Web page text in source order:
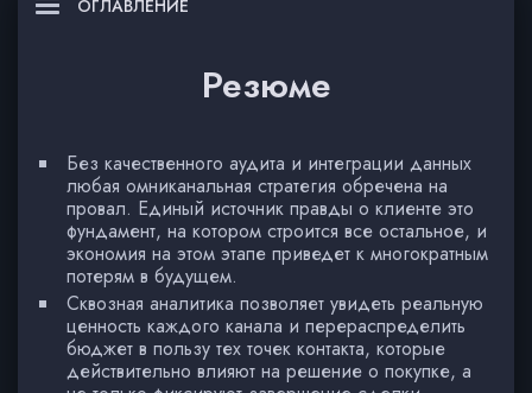
ОГЛАВЛЕНИЕ
Резюме
Без качественного аудита и интеграции данных
любая омниканальная стратегия обречена на
провал. Единый источник правды о клиенте это
фундамент, на котором строится все остальное, и
экономия на этом этапе приведет к многократным
потерям в будущем.
Сквозная аналитика позволяет увидеть реальную
ценность каждого канала и перераспределить
бюджет в пользу тех точек контакта, которые
действительно влияют на решение о покупке, а